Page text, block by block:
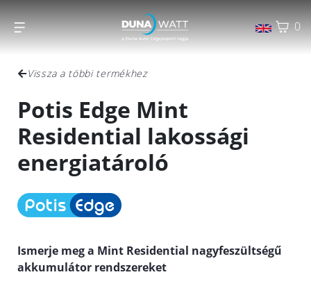
0
Vissza a többi termékhez
Potis Edge Mint
Residential lakossági
energiatároló
Ismerje meg a Mint Residential nagyfeszültségű
akkumulátor rendszereket